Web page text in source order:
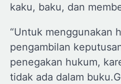
kaku, baku, dan
“Untuk menggunakan
pengambilan
penegakan hukum,
tidak ada dalam